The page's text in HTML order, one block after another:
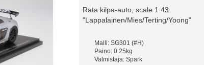
Rata kilpa-auto, scale 1:43.
"Lappalainen/Mies/Terting/Yoong"
Malli: SG301 (#H)
Paino: 0.25kg
Valmistaja: Spark